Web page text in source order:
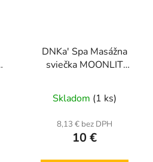
DNKa' Spa Masážna
sviečka MOONLIT
Skladom (1 ks)
8,13 € bez DPH
10 €